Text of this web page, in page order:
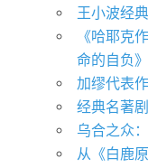
王小波经
《哈耶克
命的自负
加缪代表
经典名著
乌合之众
从《白鹿